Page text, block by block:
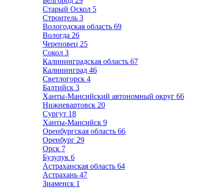
Старый Оскол 5
Строитель 3
Вологодская область 69
Вологда 26
Череповец 25
Сокол 3
Калининградская область 67
Калининград 46
Светлогорск 4
Балтийск 3
Ханты-Мансийский автономный округ 66
Нижневартовск 20
Сургут 18
Ханты-Мансийск 9
Оренбургская область 66
Оренбург 29
Орск 7
Бузулук 6
Астраханская область 64
Астрахань 47
Знаменск 1